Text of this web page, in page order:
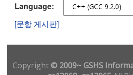
Language:
[문항 게시판]
Copyright© 2009~ GSHS